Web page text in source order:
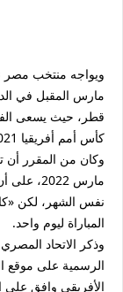
ويواجه منتخب مصر
قطر، حيث يسعى
كأس أمم أفريقيا 2021.
نفس الشهر، لكن
المباراة ليوم واحد.
وذكر الاتحاد
الرسمية على موقع
الأفريقي وافق على